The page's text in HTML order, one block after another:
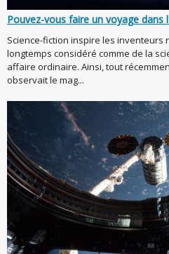
Pouvez-vous faire un voyage dans
Science-fiction inspire les inventeurs
longtemps considéré comme de la
affaire ordinaire. Ainsi, tout
observait le mag...